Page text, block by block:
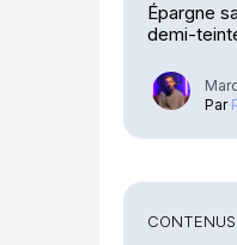
Épargne
demi-
Par